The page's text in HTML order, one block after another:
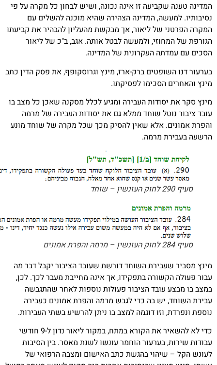
זו אינה נכונה, ושיש לבחון כל מקרה על פי
המדינה הצהירה שהיא מוכנה להשלים עם
ליאור, אך מבקשת מהעליון להבהיר את קביעתו
ולמעשה לבטל אותה. אגב, ב"כ של ליאור
העקרונית של המדינה.
ברק-ארז, מינץ וגרוסקופף, את פסק הדין כתב
לפסיקתו.
העבירה ומגיע לכלל מסקנה שאכן כל מצב בו
שוחד ממלא גם את יסודות העבירה של מרמה
אלא שאין להסיק מכך שכל מקרה של שוחד מונע
מרמה.
השוחד דורשת שעובד הציבור יקבל דבר מה
בתפקידו, אך אינה מחייבת מעבר לכך. לכן,
הציבור פעולות נוספות לאחר שהתגבשה
בה כדי לגבש מרמה והפרת אמונים כעבירה
דוגמה למצב בו ניתן להרשיע בשתי העבירות.
כדי לא להשאיר את הקורא במתח, במקור ליאור נדון ל-9 חודשי
הוחמר עונשו לשנת מאסר. בין הסיבות
בהגשת כתב האישום ומצבה הרפואי של